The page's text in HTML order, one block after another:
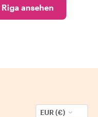
ansehen
EUR (€)